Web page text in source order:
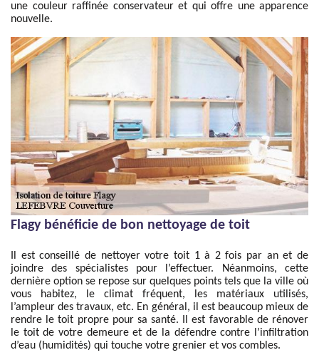
une couleur raffinée conservateur et qui offre une apparence
nouvelle.
Flagy bénéficie de bon nettoyage de toit
Il est conseillé de nettoyer votre toit 1 à 2 fois par an et de
joindre des spécialistes pour l’effectuer. Néanmoins, cette
dernière option se repose sur quelques points tels que la ville où
vous habitez, le climat fréquent, les matériaux utilisés,
l’ampleur des travaux, etc. En général, il est beaucoup mieux de
rendre le toit propre pour sa santé. Il est favorable de rénover
le toit de votre demeure et de la défendre contre l’infiltration
d’eau (humidités) qui touche votre grenier et vos combles.